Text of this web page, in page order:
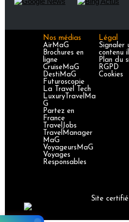
Nos médias
AirMaG
Brochures en
ligne
CruiseMaG
DestiMaG
Futuroscopie
La Travel Tech
LuxuryTravelMa
G
Partez en
France
TravelJobs
TravelManager
MaG
VoyageursMaG
Voyages
Responsables
Légal
Signaler
contenu
Plan du
RGPD
Cookies
Site certifié